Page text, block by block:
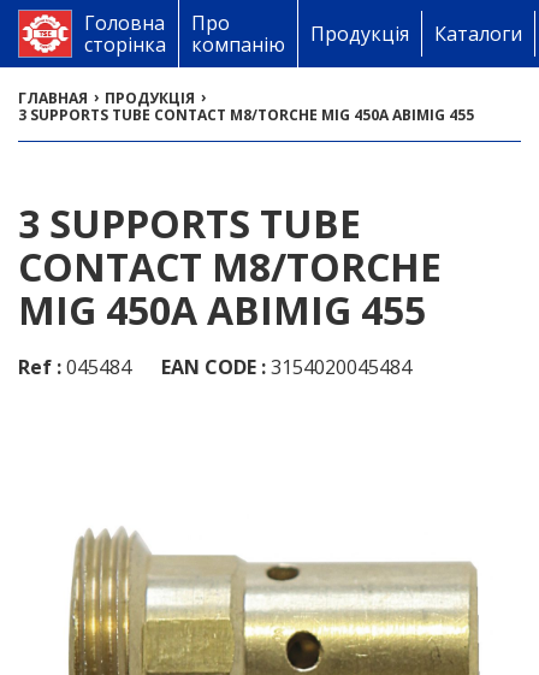
Головна
сторінка
Про
компанію
Продукція Каталоги
ГЛАВНАЯ › ПРОДУКЦІЯ ›
3 SUPPORTS TUBE CONTACT M8/TORCHE MIG 450A ABIMIG 455
3 SUPPORTS TUBE
CONTACT M8/TORCHE
MIG 450A ABIMIG 455
Ref :045484 EAN CODE :3154020045484